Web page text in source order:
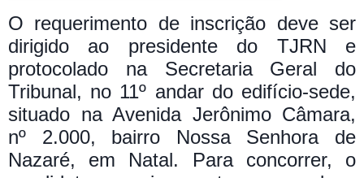
O requerimento de inscrição deve ser
dirigido ao presidente do TJRN e
protocolado na Secretaria Geral do
Tribunal, no 11º andar do edifício-sede,
situado na Avenida Jerônimo Câmara,
nº 2.000, bairro Nossa Senhora de
Nazaré, em Natal. Para concorrer, o